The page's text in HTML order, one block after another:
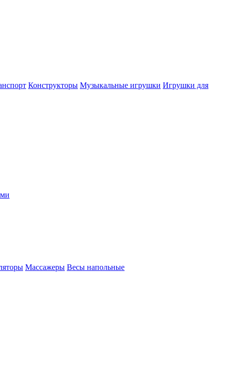
Конструкторы Музыкальные игрушки Игрушки для
Массажеры Весы напольные